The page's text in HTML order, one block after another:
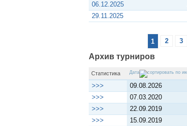
06.12.2025
29.11.2025
1 2 3
Архив турниров
Статистика Дата
>>> 09.08.2026
>>>
07.03.2020
>>>
22.09.2019
>>>
15.09.2019